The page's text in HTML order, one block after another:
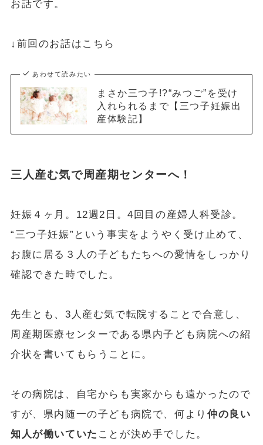
お話です。
↓前回のお話はこちら
あわせて読みたい
まさか三つ子!?“みつご”を受け
入れられるまで【三つ子妊娠出
産体験記】
三人産む気で周産期センターへ！
妊娠４ヶ月。12週2日。4回目の産婦人科受診。
“三つ子妊娠”という事実をようやく受け止めて、
お腹に居る３人の子どもたちへの愛情をしっかり
確認できた時でした。
先生とも、3人産む気で転院することで合意し、
周産期医療センターである県内子ども病院への紹
介状を書いてもらうことに。
その病院は、自宅からも実家からも遠かったので
すが、県内随一の子ども病院で、何より 仲の良い
知人が働いていた ことが決め手でした。